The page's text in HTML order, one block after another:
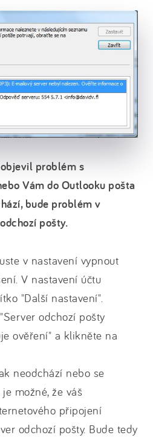
problém s
Vám do Outlooku pošta
bude problém v
pošty.
v nastavení vypnout
V nastavení účtu
"Další nastavení".
odchozí pošty
ověření" a klikněte na
neodchází nebo se
možné, že váš
připojení
odchozí pošty. Bude tedy